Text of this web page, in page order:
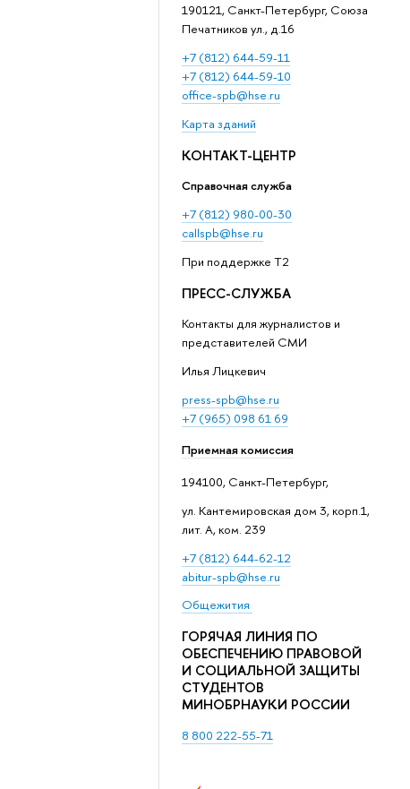
190121, Санкт-Петербург, Союза
Печатников ул., д.16
+7 (812) 644-59-11
+7 (812) 644-59-10
office-spb@hse.ru
Карта зданий
КОНТАКТ-ЦЕНТР
Справочная служба
+7 (812) 980-00-30
callspb@hse.ru
При поддержке T2
ПРЕСС-СЛУЖБА
Контакты для журналистов и
представителей СМИ
Илья Лицкевич
press-spb@hse.ru
+7 (965) 098 61 69
Приемная комиссия
194100, Санкт-Петербург,
ул. Кантемировская дом 3, корп.1,
лит. А, ком. 239
+7 (812) 644-62-12
abitur-spb@hse.ru
Общежития
ГОРЯЧАЯ ЛИНИЯ ПО
ОБЕСПЕЧЕНИЮ ПРАВОВОЙ
И СОЦИАЛЬНОЙ ЗАЩИТЫ
СТУДЕНТОВ
МИНОБРНАУКИ РОССИИ
8 800 222-55-71